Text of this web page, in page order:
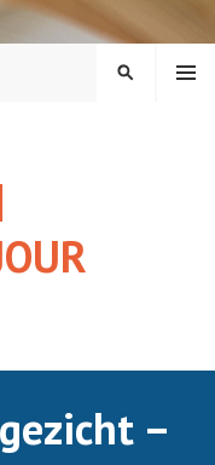
MENU
–